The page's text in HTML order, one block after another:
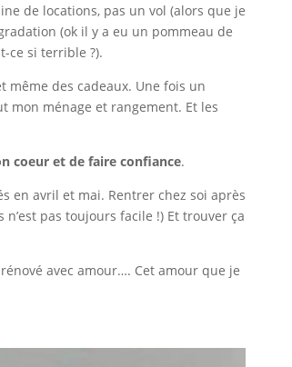
de locations, pas un vol (alors que je
(ok il y a eu un pommeau de
ce si terrible ?).
même des cadeaux. Une fois un
mon ménage et rangement. Et les
coeur et de faire confiance.
en avril et mai. Rentrer chez soi après
pas toujours facile !) Et trouver ça
avec amour…. Cet amour que je